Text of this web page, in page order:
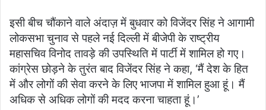
इसी बीच चौंकाने वाले अंदाज़ में बुधवार को विजेंदर सिंह ने आगामी
लोकसभा चुनाव से पहले नई दिल्ली में बीजेपी के राष्ट्रीय
महासचिव विनोद तावड़े की उपस्थिति में पार्टी में शामिल हो गए।
कांग्रेस छोड़ने के तुरंत बाद विजेंदर सिंह ने कहा, ‘मैं देश के हित
में और लोगों की सेवा करने के लिए भाजपा में शामिल हुआ हूं। मैं
अधिक से अधिक लोगों की मदद करना चाहता हूं।’